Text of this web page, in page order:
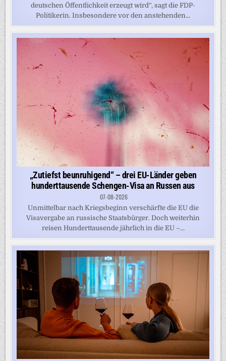
deutschen Öffentlichkeit erzeugt wird“, sagt die FDP-
Politikerin. Insbesondere vor den anstehenden...
„Zutiefst beunruhigend“ – drei EU-Länder geben
hunderttausende Schengen-Visa an Russen aus
07-08-2026
Unmittelbar nach Kriegsbeginn verschärfte die EU die
Visavergabe an russische Staatsbürger. Doch weiterhin
reisen Hunderttausende jährlich in die EU –...